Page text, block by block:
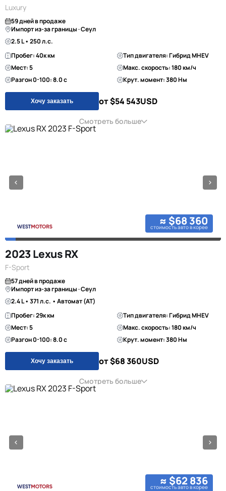
Luxury
59 дней в продаже
Импорт из-за границы · Сеул
2.5 L • 250 л.с.
Пробег: 40к км
Тип двигателя: Гибрид MHEV
Мест: 5
Макс. скорость: 180 км/ч
Разгон 0-100: 8.0 с
Крут. момент: 380 Нм
Хочу заказать от $54 543USD
Смотреть больше
≈ $68 360
стоимость авто в корее
2023 Lexus RX
F-Sport
57 дней в продаже
Импорт из-за границы · Сеул
2.4 L • 371 л.с. • Автомат (AT)
Пробег: 29к км
Тип двигателя: Гибрид MHEV
Мест: 5
Макс. скорость: 180 км/ч
Разгон 0-100: 8.0 с
Крут. момент: 380 Нм
Хочу заказать от $68 360USD
Смотреть больше
≈ $62 836
стоимость авто в корее